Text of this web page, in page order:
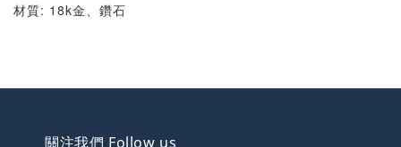
材質: 18k金、鑽石
關注我們 Follow us